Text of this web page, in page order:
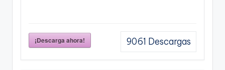
¡Descarga ahora! 9061 Descargas